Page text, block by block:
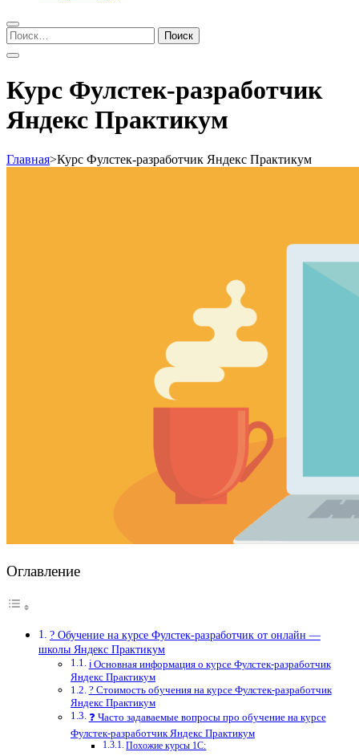
Найти:
Курс Фулстек-разработчик
Яндекс Практикум
Главная>Курс Фулстек-разработчик Яндекс Практикум
Оглавление
? Обучение на курсе Фулстек-разработчик от онлайн —
школы Яндекс Практикум
ℹ️ Основная информация о курсе Фулстек-разработчик
Яндекс Практикум
? Стоимость обучения на курсе Фулстек-разработчик
Яндекс Практикум
❓ Часто задаваемые вопросы про обучение на курсе
Фулстек-разработчик Яндекс Практикум
Похожие курсы 1С: